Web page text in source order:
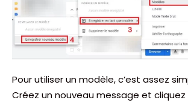
Pour utiliser un modèle, c’est assez
Créez un nouveau message et